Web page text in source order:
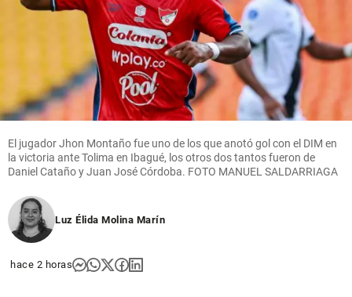
El jugador Jhon Montaño fue uno de los que anotó gol con el DIM en
la victoria ante Tolima en Ibagué, los otros dos tantos fueron de
Daniel Cataño y Juan José Córdoba. FOTO MANUEL SALDARRIAGA
Luz Élida Molina Marín
hace 2 horas